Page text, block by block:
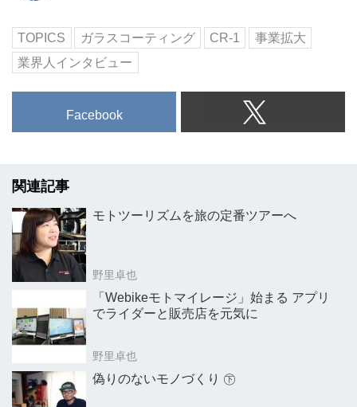
TOPICS ガラスコーティング CR-1
事業拡大
業界人インタビュー
Facebook
関連記事
モトツーリズムを旅の定番ツアーへ
野里卓也
「Webikeモトマイレージ」始まる アプリ
でライダーと販売店を元気に
野里卓也
偽りのないモノづくり ㊦